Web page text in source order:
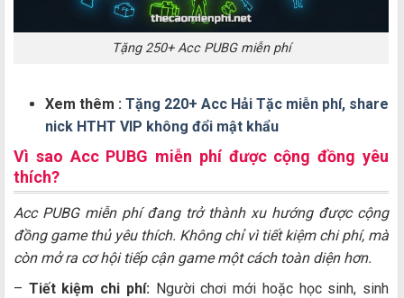
Tặng 250+ Acc PUBG miễn phí
Xem thêm : Tặng 220+ Acc Hải Tặc miễn phí, share
nick HTHT VIP không đổi mật khẩu
Vì sao Acc PUBG miễn phí được cộng đồng yêu
thích?
Acc PUBG miễn phí đang trở thành xu hướng được cộng
đồng game thủ yêu thích. Không chỉ vì tiết kiệm chi phí, mà
còn mở ra cơ hội tiếp cận game một cách toàn diện hơn.
– Tiết kiệm chi phí: Người chơi mới hoặc học sinh, sinh